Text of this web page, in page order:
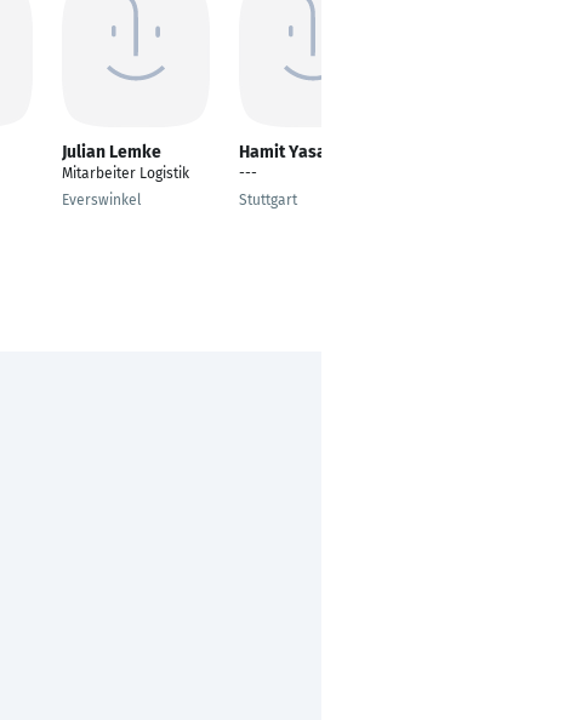
Julian Lemke
Mitarbeiter Logistik
Everswinkel
Hamit Yasar
---
Stuttgart